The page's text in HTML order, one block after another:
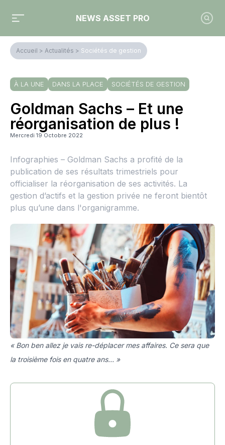
NEWS ASSET PRO
Accueil > Actualités > Sociétés de gestion
À LA UNE DANS LA PLACE SOCIÉTÉS DE GESTION
Goldman Sachs – Et une
réorganisation de plus !
Mercredi 19 Octobre 2022
Infographies – Goldman Sachs a profité de la
publication de ses résultats trimestriels pour
officialiser la réorganisation de ses activités. La
gestion d’actifs et la gestion privée ne feront bientôt
plus qu’une dans l'organigramme.
« Bon ben allez je vais re-déplacer mes affaires. Ce sera que
la troisième fois en quatre ans… »